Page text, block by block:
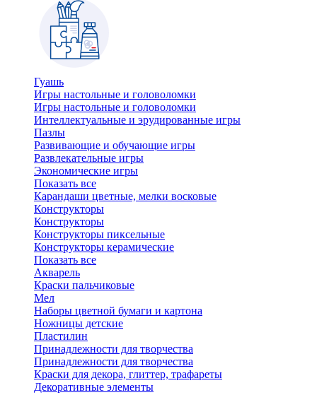
Гуашь
Игры настольные и головоломки
Игры настольные и головоломки
Интеллектуальные и эрудированные игры
Пазлы
Развивающие и обучающие игры
Развлекательные игры
Экономические игры
Показать все
Карандаши цветные, мелки восковые
Конструкторы
Конструкторы
Конструкторы пиксельные
Конструкторы керамические
Показать все
Акварель
Краски пальчиковые
Мел
Наборы цветной бумаги и картона
Ножницы детские
Пластилин
Принадлежности для творчества
Принадлежности для творчества
Краски для декора, глиттер, трафареты
Декоративные элементы